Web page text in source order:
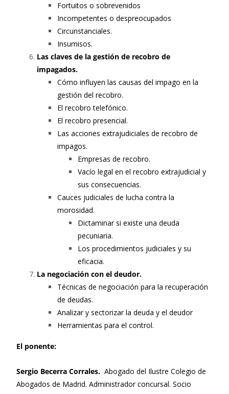
Fortuitos o sobrevenidos
Incompetentes o despreocupados
Circunstanciales.
Insumisos.
Las claves de la gestión de recobro de
impagados.
Cómo influyen las causas del impago en la
gestión del recobro.
El recobro telefónico.
El recobro presencial.
Las acciones extrajudiciales de recobro de
impagos.
Empresas de recobro.
Vacío legal en el recobro extrajudicial y
sus consecuencias.
Cauces judiciales de lucha contra la
morosidad.
Dictaminar si existe una deuda
pecuniaria.
Los procedimientos judiciales y su
eficacia.
La negociación con el deudor.
Técnicas de negociación para la recuperación
de deudas.
Analizar y sectorizar la deuda y el deudor
Herramientas para el control.
El ponente:
Sergio Becerra Corrales. Abogado del Ilustre Colegio de
Abogados de Madrid. Administrador concursal. Socio